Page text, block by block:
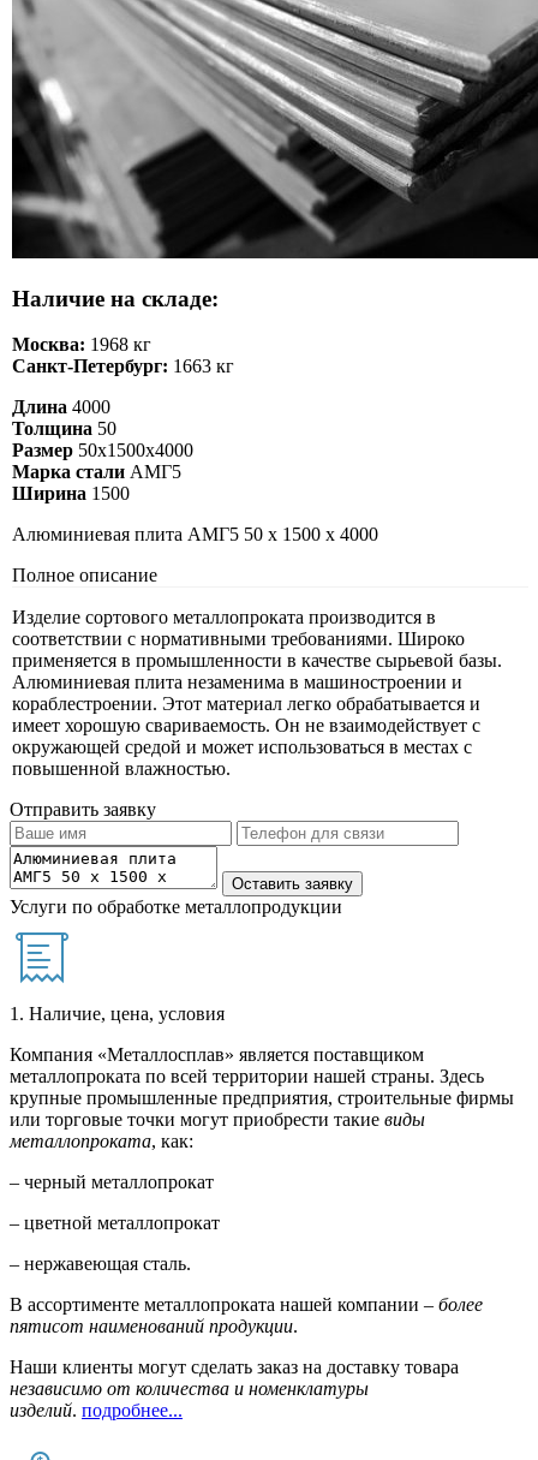
Наличие на складе:
Москва: 1968 кг
Санкт-Петербург: 1663 кг
Длина 4000
Толщина 50
Размер 50х1500х4000
Марка стали АМГ5
Ширина 1500
Алюминиевая плита АМГ5 50 х 1500 х 4000
Полное описание
Изделие сортового металлопроката производится в
соответствии с нормативными требованиями. Широко
применяется в промышленности в качестве сырьевой базы.
Алюминиевая плита незаменима в машиностроении и
кораблестроении. Этот материал легко обрабатывается и
имеет хорошую свариваемость. Он не взаимодействует с
окружающей средой и может использоваться в местах с
повышенной влажностью.
Отправить заявку
Услуги по обработке металлопродукции
1. Наличие, цена, условия
Компания «Металлосплав» является поставщиком
металлопроката по всей территории нашей страны. Здесь
крупные промышленные предприятия, строительные фирмы
или торговые точки могут приобрести такие виды
металлопроката, как:
– черный металлопрокат
– цветной металлопрокат
– нержавеющая сталь.
В ассортименте металлопроката нашей компании – более
пятисот наименований продукции.
Наши клиенты могут сделать заказ на доставку товара
независимо от количества и номенклатуры
изделий. подробнее...